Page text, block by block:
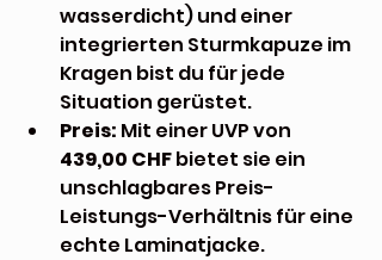
wasserdicht) und einer
integrierten Sturmkapuze im
Kragen bist du für jede
Situation gerüstet.
Preis: Mit einer UVP von
439,00 CHF bietet sie ein
unschlagbares Preis-
Leistungs-Verhältnis für eine
echte Laminatjacke.